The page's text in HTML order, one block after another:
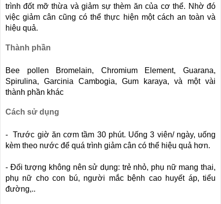
trình đốt mỡ thừa và giảm sự thèm ăn của cơ thể. Nhờ đó
việc giảm cân cũng có thể thực hiện một cách an toàn và
hiệu quả.
Thành phần
Bee pollen Bromelain, Chromium Element, Guarana,
Spirulina, Garcinia Cambogia, Gum karaya, và một vài
thành phần khác
Cách sử dụng
- Trước giờ ăn cơm tầm 30 phút. Uống 3 viên/ ngày, uống
kèm theo nước để quá trình giảm cân có thể hiệu quả hơn.
- Đối tượng không nên sử dụng: trẻ nhỏ, phụ nữ mang thai,
phụ nữ cho con bú, người mắc bệnh cao huyết áp, tiểu
đường,..